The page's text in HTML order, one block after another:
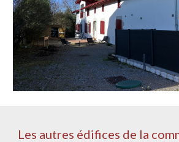
Les autres édifices de la